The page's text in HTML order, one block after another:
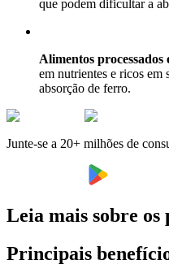
que podem dificultar a
Alimentos processados
em nutrientes e ricos em
absorção de ferro.
Junte-se a 20+ milhões de
Leia mais sobre
Principais